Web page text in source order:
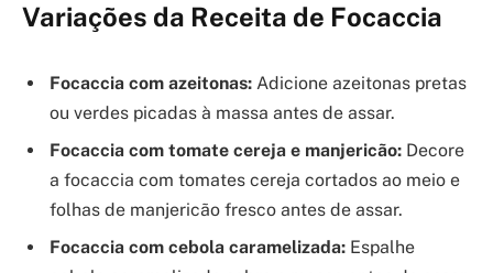
Variações da Receita de Focaccia
Focaccia com azeitonas: Adicione azeitonas pretas
ou verdes picadas à massa antes de assar.
Focaccia com tomate cereja e manjericão: Decore
a focaccia com tomates cereja cortados ao meio e
folhas de manjericão fresco antes de assar.
Focaccia com cebola caramelizada: Espalhe